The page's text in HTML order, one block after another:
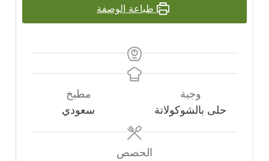
طباعة الوصفة
وجبة
حلى بالشوكولاتة
مطبخ
سعودي
الحصص